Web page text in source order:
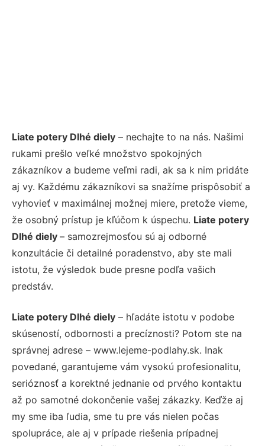
Liate potery Dlhé diely – nechajte to na nás. Našimi
rukami prešlo veľké množstvo spokojných
zákazníkov a budeme veľmi radi, ak sa k nim pridáte
aj vy. Každému zákazníkovi sa snažíme prispôsobiť a
vyhovieť v maximálnej možnej miere, pretože vieme,
že osobný prístup je kľúčom k úspechu. Liate potery
Dlhé diely – samozrejmosťou sú aj odborné
konzultácie či detailné poradenstvo, aby ste mali
istotu, že výsledok bude presne podľa vašich
predstáv.
Liate potery Dlhé diely – hľadáte istotu v podobe
skúseností, odbornosti a precíznosti? Potom ste na
správnej adrese – www.lejeme-podlahy.sk. Inak
povedané, garantujeme vám vysokú profesionalitu,
serióznosť a korektné jednanie od prvého kontaktu
až po samotné dokončenie vašej zákazky. Keďže aj
my sme iba ľudia, sme tu pre vás nielen počas
spolupráce, ale aj v prípade riešenia prípadnej